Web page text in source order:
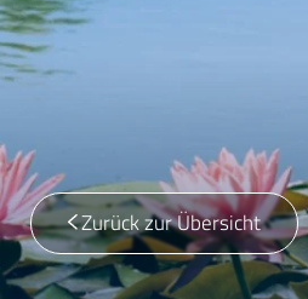
Zurück zur Übersicht